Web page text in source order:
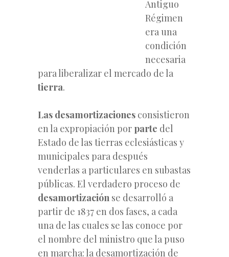
Antiguo
Régimen
era una
condición
necesaria
para liberalizar el mercado de la
tierra.
Las desamortizaciones consistieron
en la expropiación por parte del
Estado de las tierras eclesiásticas y
municipales para después
venderlas a particulares en subastas
públicas. El verdadero proceso de
desamortización se desarrolló a
partir de 1837 en dos fases, a cada
una de las cuales se las conoce por
el nombre del ministro que la puso
en marcha: la desamortización de